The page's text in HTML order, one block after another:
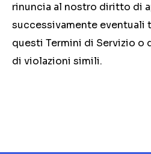
rinuncia al nostro diritto di
successivamente eventuali
questi Termini di Servizio o
di violazioni simili.